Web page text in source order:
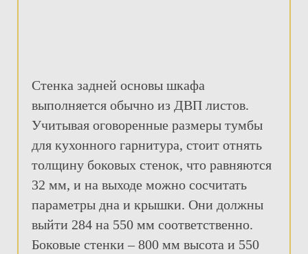
Стенка задней основы шкафа
выполняется обычно из ДВП листов.
Учитывая оговоренные размеры тумбы
для кухонного гарнитура, стоит отнять
толщину боковых стенок, что равняются
32 мм, и на выходе можно сосчитать
параметры дна и крышки. Они должны
выйти 284 на 550 мм соответственно.
Боковые стенки – 800 мм высота и 550